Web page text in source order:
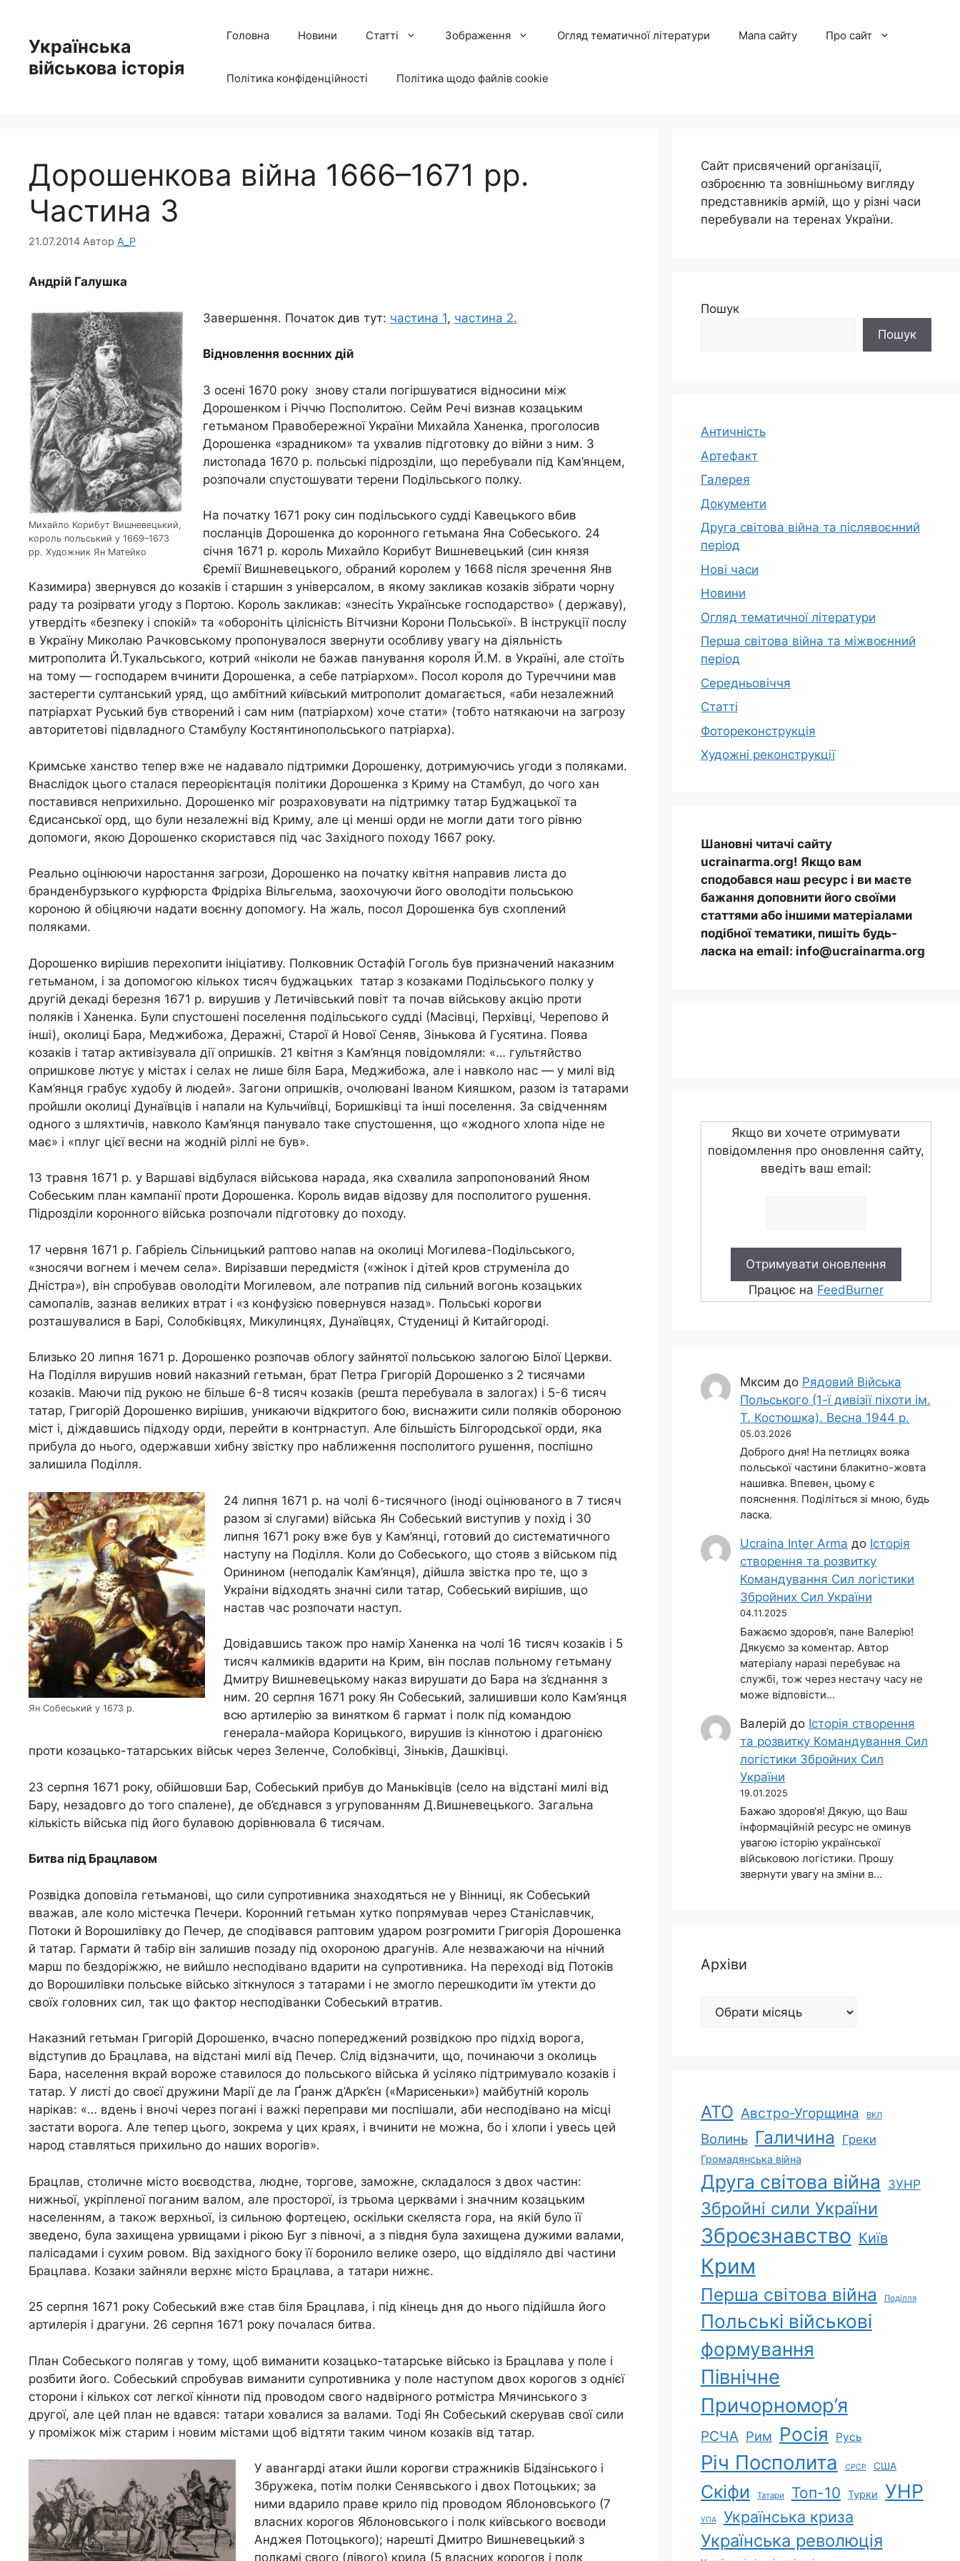
вмістуУкраїнська
військова історія
Головна Новини Статті Зображення Огляд тематичної літератури Мапа сайту Про сайт
Політика конфіденційності Політика щодо файлів cookie
Дорошенкова війна 1666–1671 рр.
Частина 3
21.07.2014 Автор A_P
Андрій Галушка
Михайло Корибут Вишневецький,
король польський у 1669–1673
рр. Художник Ян Матейко
Завершення. Початок див тут: частина 1, частина 2.
Відновлення воєнних дій
З осені 1670 року знову стали погіршуватися відносини між
Дорошенком і Річчю Посполитою. Сейм Речі визнав козацьким
гетьманом Правобережної України Михайла Ханенка, проголосив
Дорошенка «зрадником» та ухвалив підготовку до війни з ним. З
листопада 1670 р. польські підрозділи, що перебували під Кам’янцем,
розпочали спустошувати терени Подільського полку.
На початку 1671 року син подільського судді Кавецького вбив
посланців Дорошенка до коронного гетьмана Яна Собеського. 24
січня 1671 р. король Михайло Корибут Вишневецький (син князя
Єремії Вишневецького, обраний королем у 1668 після зречення Янв
Казимира) звернувся до козаків і старшин з універсалом, в якому закликав козаків зібрати чорну
раду та розірвати угоду з Портою. Король закликав: «знесіть Українське господарство» ( державу),
утвердіть «безпеку і спокій» та «обороніть цілісність Вітчизни Корони Польської». В інструкції послу
в Україну Миколаю Рачковському пропонувалося звернути особливу увагу на діяльність
митрополита Й.Тукальського, котрий «ніколи не бажав панування короля Й.М. в Україні, але стоїть
на тому — господарем вчинити Дорошенка, а себе патріархом». Посол короля до Туреччини мав
застерегти султанський уряд, що амбітний київський митрополит домагається, «аби незалежний
патріархат Руський був створений і сам ним (патріархом) хоче стати» (тобто натякаючи на загрозу
авторитетові підвладного Стамбулу Костянтинопольського патріарха).
Кримське ханство тепер вже не надавало підтримки Дорошенку, дотримуючись угоди з поляками.
Внаслідок цього сталася переорієнтація політики Дорошенка з Криму на Стамбул, до чого хан
поставився неприхильно. Дорошенко міг розраховувати на підтримку татар Буджацької та
Єдисанської орд, що були незалежні від Криму, але ці менші орди не могли дати того рівню
допомоги, якою Дорошенко скористався під час Західного походу 1667 року.
Реально оцінюючи наростання загрози, Дорошенко на початку квітня направив листа до
бранденбурзького курфюрста Фрідріха Вільгельма, заохочуючи його оволодіти польською
короною й обіцяючи надати воєнну допомогу. На жаль, посол Дорошенка був схоплений
поляками.
Дорошенко вирішив перехопити ініціативу. Полковник Остафій Гоголь був призначений наказним
гетьманом, і за допомогою кількох тисяч буджацьких татар з козаками Подільського полку у
другій декаді березня 1671 р. вирушив у Летичівський повіт та почав військову акцію проти
поляків і Ханенка. Були спустошені поселення подільського судді (Масівці, Перхівці, Черепово й
інші), околиці Бара, Меджибожа, Деражні, Старої й Нової Сеняв, Зінькова й Гусятина. Поява
козаків і татар активізувала дії опришків. 21 квітня з Кам’янця повідомляли: «… гультяйство
опришкове лютує у містах і селах не лише біля Бара, Меджибожа, але і навколо нас — у милі від
Кам’янця грабує худобу й людей». Загони опришків, очолювані Іваном Кияшком, разом із татарами
пройшли околиці Дунаївців і напали на Кульчиївці, Боришківці та інші поселення. За свідченням
одного з шляхтичів, навколо Кам’янця панувало таке спустошення, що «жодного хлопа ніде не
має» і «плуг цієї весни на жодній ріллі не був».
13 травня 1671 р. у Варшаві відбулася військова нарада, яка схвалила запропонований Яном
Собеським план кампанії проти Дорошенка. Король видав відозву для посполитого рушення.
Підрозділи коронного війська розпочали підготовку до походу.
17 червня 1671 р. Габріель Сільницький раптово напав на околиці Могилева-Подільського,
«зносячи вогнем і мечем села». Вирізавши передмістя («жінок і дітей кров струменіла до
Дністра»), він спробував оволодіти Могилевом, але потрапив під сильний вогонь козацьких
самопалів, зазнав великих втрат і «з конфузією повернувся назад». Польські корогви
розташувалися в Барі, Солобківцях, Микулинцях, Дунаївцях, Студениці й Китайгороді.
Близько 20 липня 1671 р. Дорошенко розпочав облогу зайнятої польською залогою Білої Церкви.
На Поділля вирушив новий наказний гетьман, брат Петра Григорій Дорошенко з 2 тисячами
козаків. Маючи під рукою не більше 6-8 тисяч козаків (решта перебувала в залогах) і 5-6 тисяч
татар, Григорій Дорошенко вирішив, уникаючи відкритого бою, виснажити сили поляків обороною
міст і, діждавшись підходу орди, перейти в контрнаступ. Але більшість Білгородської орди, яка
прибула до нього, одержавши хибну звістку про наближення посполитого рушення, поспішно
залишила Поділля.
Ян Собеський у 1673 р.
24 липня 1671 р. на чолі 6-тисячного (іноді оцінюваного в 7 тисяч
разом зі слугами) війська Ян Собеський виступив у похід і 30
липня 1671 року вже був у Кам’янці, готовий до систематичного
наступу на Поділля. Коли до Собеського, що стояв з військом під
Оринином (неподалік Кам’янця), дійшла звістка про те, що з
Украіни відходять значні сили татар, Собеський вирішив, що
настав час розпочати наступ.
Довідавшись також про намір Ханенка на чолі 16 тисяч козаків і 5
тисяч калмиків вдарити на Крим, він послав польному гетьману
Дмитру Вишневецькому наказ вирушати до Бара на з’єднання з
ним. 20 серпня 1671 року Ян Собеський, залишивши коло Кам’янця
всю артилерію за винятком 6 гармат і полк під командою
генерала-майора Корицького, вирушив із кіннотою і драгонією
проти козацько-татарських військ через Зеленче, Солобківці, Зіньків, Дашківці.
23 серпня 1671 року, обійшовши Бар, Собеський прибув до Маньківців (село на відстані милі від
Бару, незадовго до того спалене), де об’єднався з угрупованням Д.Вишневецького. Загальна
кількість війська під його булавою дорівнювала 6 тисячам.
Битва під Брацлавом
Розвідка доповіла гетьманові, що сили супротивника знаходяться не у Вінниці, як Собеський
вважав, але коло містечка Печери. Коронний гетьман хутко попрямував через Станіславчик,
Потоки й Ворошилівку до Печер, де сподівався раптовим ударом розгромити Григорія Дорошенка
й татар. Гармати й табір він залишив позаду під охороною драгунів. Але незважаючи на нічний
марш по бездоріжжю, не вийшло несподівано вдарити на супротивника. На переході від Потоків
до Ворошилівки польське військо зіткнулося з татарами і не змогло перешкодити їм утекти до
своїх головних сил, так що фактор несподіванки Собеський втратив.
Наказний гетьман Григорій Дорошенко, вчасно попереджений розвідкою про підхід ворога,
відступив до Брацлава, на відстані милі від Печер. Слід відзначити, що, починаючи з околиць
Бара, населення вкрай вороже ставилося до польського війська й усіляко підтримувало козаків і
татар. У листі до своєї дружини Марії де ла Ґранж д’Арк’єн («Марисеньки») майбутній король
нарікав: «… вдень і вночі через погані і важкі переправи ми поспішали, аби несподівано на місці
застати ворога. Але тепер цього, зокрема у цих краях, і вчинити не можна, бо і хлопи і увесь цей
народ ставляться прихильно до наших ворогів».
Брацлав, столичне місто воєводства, людне, торгове, заможне, складалося з двох частин:
нижньої, укріпленої поганим валом, але просторої, із трьома церквами і значним козацьким
населенням, а також верхньої, із сильною фортецею, оскільки скеляста гора, на якій було її
зведено, була захищена урвищами і рікою Буг з півночі, а з півдня була захищена дужими валами,
палісадами і сухим ровом. Від західного боку її боронило велике озеро, що відділяло дві частини
Брацлава. Козаки зайняли верхнє місто Брацлава, а татари нижнє.
25 серпня 1671 року Собеський вже став біля Брацлава, і під кінець дня до нього підійшла його
артилерія і драгуни. 26 серпня 1671 року почалася битва.
План Собеського полягав у тому, щоб виманити козацько-татарське військо із Брацлава у поле і
розбити його. Собеський спробував виманити супротивника у поле наступом двох корогов з однієї
сторони і кількох сот легкої кінноти під проводом свого надвірного ротмістра Мячинського з
другої, але цей план не вдався: татари ховалися за валами. Тоді Ян Собеський скерував свої сили
у проміжок між старим і новим містами щоб відтяти таким чином козаків від татар.
У авангарді атаки йшли корогви стражників Бідзінського і
Збружека, потім полки Сенявського і двох Потоцьких; за
ними вдарило праве крило під проводом Яблоновського (7
власних корогов Яблоновського і полк київського воєводи
Анджея Потоцького); нарешті Дмитро Вишневецький з
полкамі свого (лівого) крила (5 власних корогов і полк
Сайт присвячений організації,
озброєнню та зовнішньому вигляду
представників армій, що у різні часи
перебували на теренах України.
Пошук
Пошук
Античність
Артефакт
Галерея
Документи
Друга світова війна та післявоєнний
період
Нові часи
Новини
Огляд тематичної літератури
Перша світова війна та міжвоєнний
період
Середньовіччя
Статті
Фотореконструкція
Художні реконструкції
Шановні читачі сайту
ucrainarma.org! Якщо вам
сподобався наш ресурс і ви маєте
бажання доповнити його своїми
статтями або іншими матеріалами
подібної тематики, пишіть будь-
ласка на email: info@ucrainarma.org
Якщо ви хочете отримувати
повідомлення про оновлення сайту,
введіть ваш email:
Працює на FeedBurner
Мксим до Рядовий Війська
Польського (1-ї дивізії піхоти ім.
Т. Костюшка). Весна 1944 р.
05.03.2026
Доброго дня! На петлицях вояка
польської частини блакитно-жовта
нашивка. Впевен, цьому є
пояснення. Поділіться зі мною, будь
ласка.
Ucraina Inter Arma до Історія
створення та розвитку
Командування Сил логістики
Збройних Сил України
04.11.2025
Бажаємо здоров’я, пане Валерію!
Дякуємо за коментар. Автор
матеріалу наразі перебуває на
службі, тож через нестачу часу не
може відповісти…
Валерій до Історія створення
та розвитку Командування Сил
логістики Збройних Сил
України
19.01.2025
Бажаю здоров‘я! Дякую, що Ваш
інформаційній ресурс не оминув
увагою історію української
військовою логістики. Прошу
звернути увагу на зміни в…
Архіви
Архіви
АТО Австро-Угорщина ВКЛ
Волинь Галичина Греки
Громадянська війна
Друга світова війна ЗУНР
Збройні сили України
Зброєзнавство Київ
Крим
Перша світова війна Поділля
Польські військові
формування
Північне
Причорномор’я
РСЧА Рим Росія Русь
Річ Посполита СРСР США
Скіфи Татари Топ-10 Турки УНР
УПА Українська криза
Українська революція